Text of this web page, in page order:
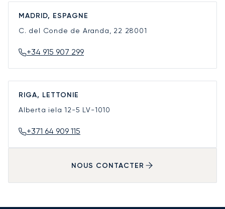
MADRID, ESPAGNE
C. del Conde de Aranda, 22 28001
+34 915 907 299
RIGA, LETTONIE
Alberta iela 12-5 LV-1010
+371 64 909 115
NOUS CONTACTER